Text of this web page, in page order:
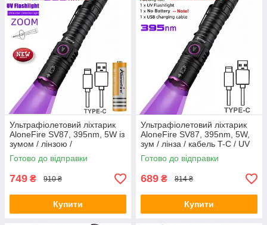
Ультрафіолетовий ліхтарик
AloneFire SV87, 395nm, 5W із
зумом / лінзою /
акумулятором 18650 та
кабелем T-C
Готово до відправки
749 ₴ 910 ₴
Купити
Ультрафіолетовий ліхтарик
AloneFire SV87, 395nm, 5W,
зум / лінза / кабель T-C / UV
LED
Готово до відправки
689 ₴ 814 ₴
Купити